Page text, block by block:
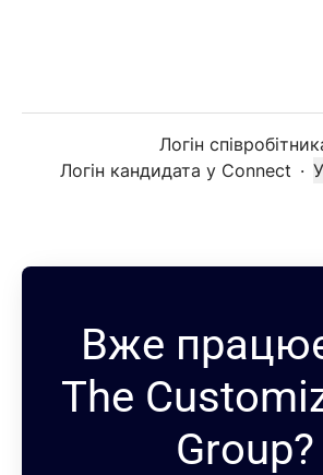
Логін
Логін кандидата у Connect ·
Вже
The
Group?